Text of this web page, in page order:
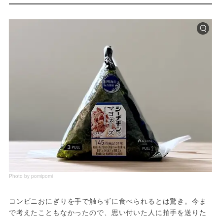
Photo by pomipomi
コンビニおにぎりを手で触らずに食べられるとは驚き。今ま
で考えたこともなかったので、思い付いた人に拍手を送りた